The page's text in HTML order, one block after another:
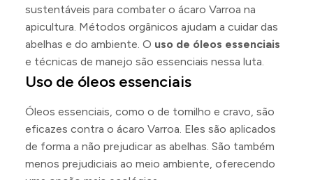
sustentáveis para combater o ácaro Varroa na
apicultura. Métodos orgânicos ajudam a cuidar das
abelhas e do ambiente. O uso de óleos essenciais
e técnicas de manejo são essenciais nessa luta.
Uso de óleos essenciais
Óleos essenciais, como o de tomilho e cravo, são
eficazes contra o ácaro Varroa. Eles são aplicados
de forma a não prejudicar as abelhas. São também
menos prejudiciais ao meio ambiente, oferecendo